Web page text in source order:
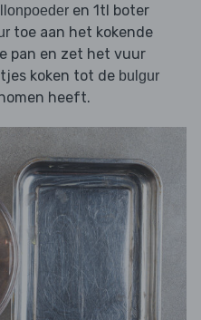
en 1tl boter
toe aan het kokende
pan en zet het vuur
koken tot de bulgur
heeft.